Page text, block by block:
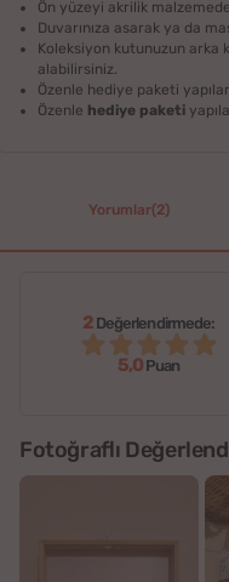
Ön yüzeyi akrilik
Duvarınıza asarak ya da
Koleksiyon kutunuzun arka
alabilirsiniz.
Özenle hediye paketi
Özenle hediye paketi
Yorumlar(2)
2Değerlendirmede:
5,0Puan
Fotoğraflı